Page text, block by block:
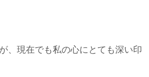
、現在でも私の心にとても深い印